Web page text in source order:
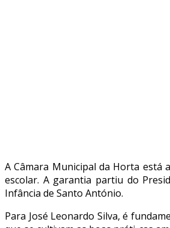
A Câmara Municipal da Horta está
escolar. A garantia partiu do
Infância de Santo António.
Para José Leonardo Silva, é